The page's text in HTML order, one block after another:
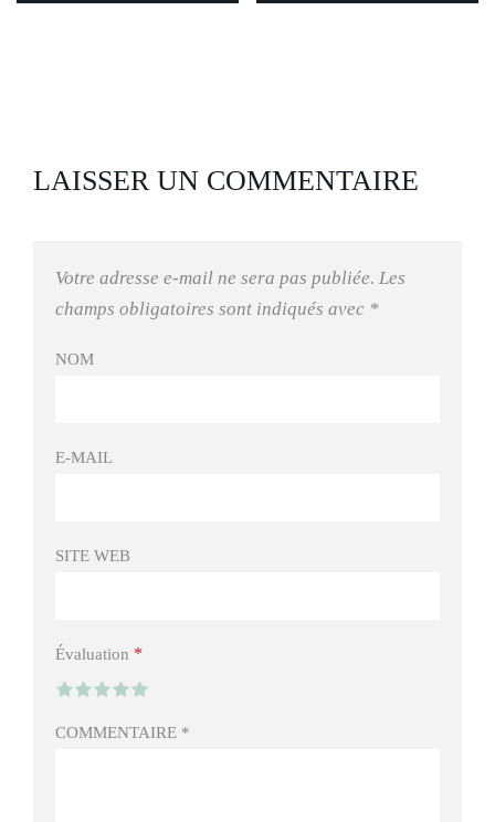
LAISSER UN COMMENTAIRE
Votre adresse e-mail ne sera pas publiée. Les
champs obligatoires sont indiqués avec *
NOM
E-MAIL
SITE WEB
Évaluation *
COMMENTAIRE *